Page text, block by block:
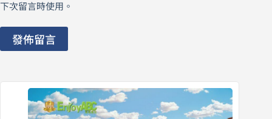
下次留言時使用。
發佈留言